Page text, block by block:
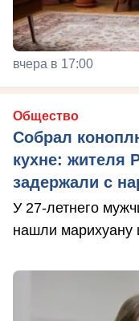
вчера в 17:00
Общество
Собрал
кухне: жителя
задержали с
У 27-летнего
нашли